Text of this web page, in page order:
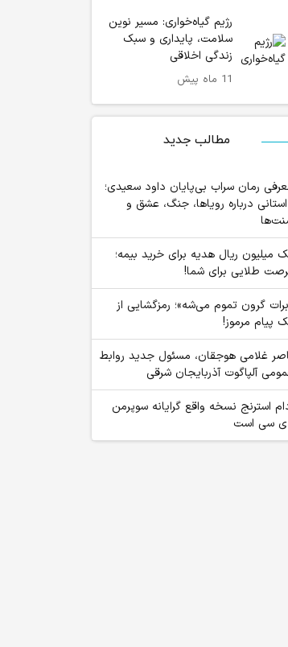
رژیم گیاه‌خواری: مسیر نوین
سلامت، پایداری و سبک
زندگی اخلاقی
11 ماه پیش
مطالب جدید
رمان سراب بی‌پایان داود سعیدی؛
درباره رویاها، جنگ، عشق و
میلیون ریال هدیه برای خرید بیمه؛
طلایی برای شما!
گرون تموم می‌شه»؛ رمزگشایی از
پیام مرموز!
غلامی هوجقان، مسئول جدید روابط
آلپاگوت آذربایجان شرقی
استرنج نسخه واقع گرایانه سوپرمن
سی است